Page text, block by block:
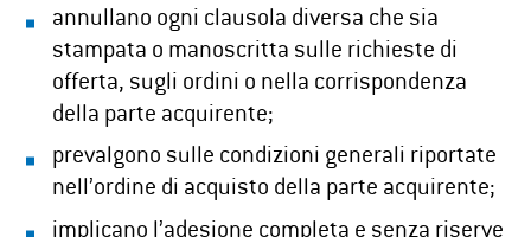
annullano ogni clausola diversa che sia
stampata o manoscritta sulle richieste di
offerta, sugli ordini o nella corrispondenza
della parte acquirente;
prevalgono sulle condizioni generali riportate
nell’ordine di acquisto della parte acquirente;
implicano l’adesione completa e senza riserve